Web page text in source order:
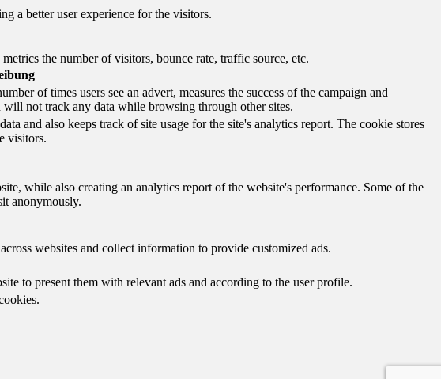
a better user experience for the visitors.
the number of visitors, bounce rate, traffic source, etc.
of times users see an advert, measures the success of the campaign and
not track any data while browsing through other sites.
and also keeps track of site usage for the site's analytics report. The cookie stores
visitors.
while also creating an analytics report of the website's performance. Some of the
anonymously.
websites and collect information to provide customized ads.
to present them with relevant ads and according to the user profile.